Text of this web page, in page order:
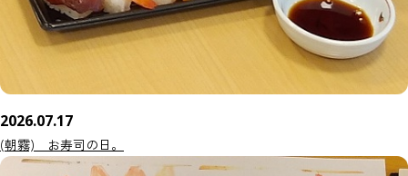
2026.07.17
(朝霧) お寿司の日。